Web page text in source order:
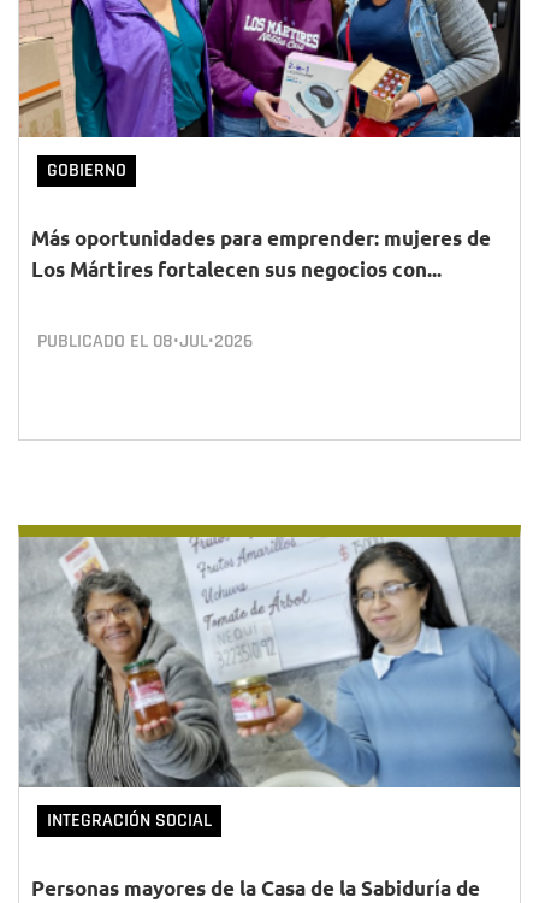
GOBIERNO
Más oportunidades para emprender: mujeres de
Los Mártires fortalecen sus negocios con...
PUBLICADO EL 08•JUL•2026
INTEGRACIÓN SOCIAL
Personas mayores de la Casa de la Sabiduría de